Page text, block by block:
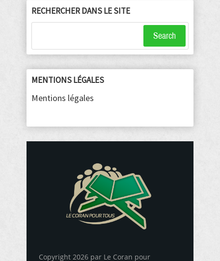
RECHERCHER DANS LE SITE
Search
MENTIONS LÉGALES
Mentions légales
Copyright 2026 par Le Coran pour